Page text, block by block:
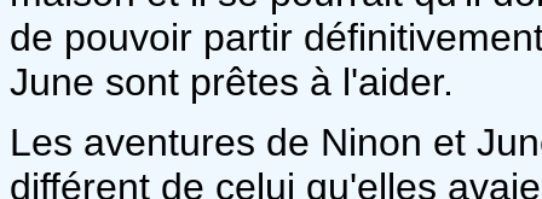
de pouvoir partir
June sont prêtes à l'aider.
Les aventures de Ninon et
différent de celui qu'elles